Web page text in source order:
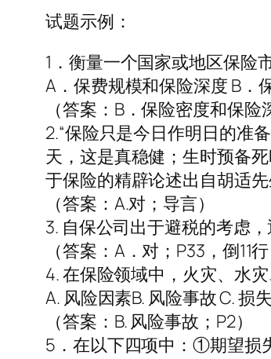
试题示例：
1．衡量一个国家或地区保险
A．保费规模和保险深度 B．
（答案：B．保险密度和保险
2.“保险只是今日作明日的准
天，这是真稳健；生时预备
于保险的精辟论述出自胡适
（答案：A.对；导言）
3. 自保公司出于避税的考虑
（答案：A．对；P33，倒11行
4. 在保险领域中，火灾、水
A. 风险因素B. 风险事故 C. 损
（答案：B. 风险事故；P2）
5．在以下四项中：①期望损